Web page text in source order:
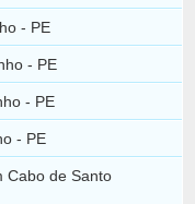
- PE
- PE
- PE
- PE
Cabo de Santo